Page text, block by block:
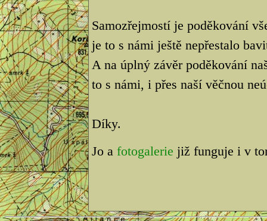
Samozřejmostí je poděkování
je to s námi ještě nepřestalo
A na úplný závěr poděkování
to s námi, i přes naší věčnou
Díky.
Jo a fotogalerie již funguje i v